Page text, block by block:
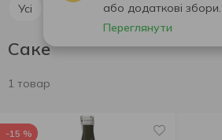
або додаткові збори.
Переглянути
Усі Віскі Коньяк
Саке
1 товар
-15 %